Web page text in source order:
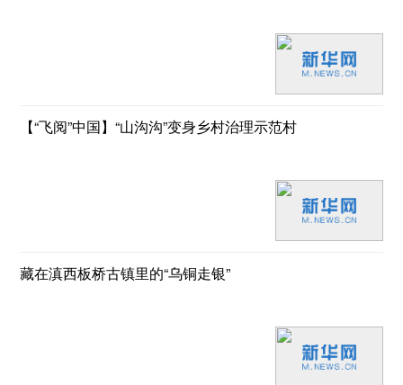
【“飞阅”中国】“山沟沟”变身乡村治理示范村
藏在滇西板桥古镇里的“乌铜走银”